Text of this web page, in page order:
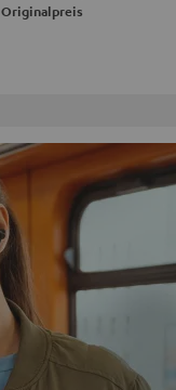
Originalpreis